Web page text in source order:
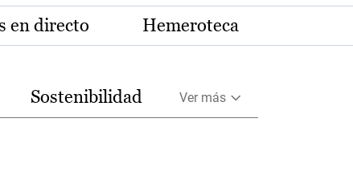
en directo Hemeroteca
Sostenibilidad Ver más